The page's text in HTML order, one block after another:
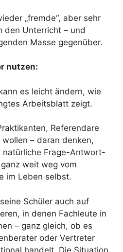
„fremde“, aber sehr
den Unterricht – und
Masse gegenüber.
nutzen:
es leicht ändern, wie
Arbeitsblatt zeigt.
Referendare
– daran denken,
natürliche Frage-Antwort-
weit weg vom
im Leben selbst.
Schüler auch auf
in denen Fachleute in
– ganz gleich, ob es
oder Vertreter
handelt. Die Situation